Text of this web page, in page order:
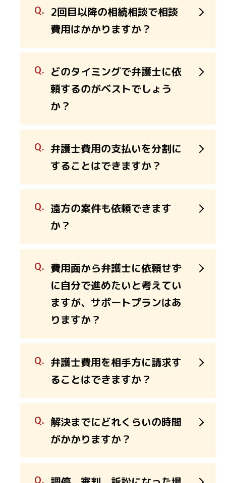
2回目以降の相続相談で相談
費用はかかりますか？
どのタイミングで弁護士に依
頼するのがベストでしょう
か？
弁護士費用の支払いを分割に
することはできますか？
遠方の案件も依頼できます
か？
費用面から弁護士に依頼せず
に自分で進めたいと考えてい
ますが、サポートプランはあ
りますか？
弁護士費用を相手方に請求す
ることはできますか？
解決までにどれくらいの時間
がかかりますか？